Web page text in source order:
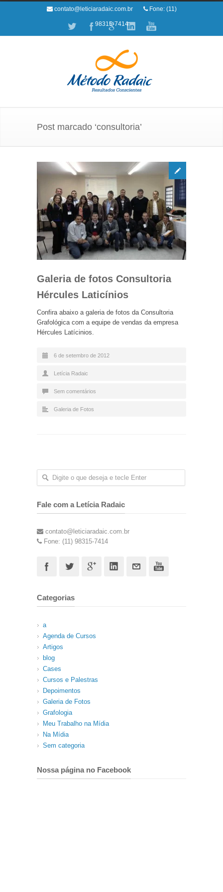
contato@leticiaradaic.com.br Fone: (11)
98315-7414
Post marcado ‘consultoria’
Galeria de fotos Consultoria
Hércules Laticínios
Confira abaixo a galeria de fotos da Consultoria
Grafológica com a equipe de vendas da empresa
Hércules Latícinios.
6 de setembro de 2012
Letícia Radaic
Sem comentários
Galeria de Fotos
Fale com a Letícia Radaic
contato@leticiaradaic.com.br
Fone: (11) 98315-7414
Categorias
a
Agenda de Cursos
Artigos
blog
Cases
Cursos e Palestras
Depoimentos
Galeria de Fotos
Grafologia
Meu Trabalho na Mídia
Na Mídia
Sem categoria
Nossa página no Facebook